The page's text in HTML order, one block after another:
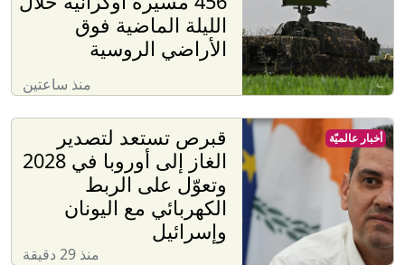
الليلة الماضية فوق
الأراضي الروسية
منذ ساعتين
قبرص تستعد لتصدير
الغاز إلى أوروبا في 2028
وتعوّل على الربط
الكهربائي مع اليونان
وإسرائيل
منذ 29 دقيقة
أخبار عالميّة